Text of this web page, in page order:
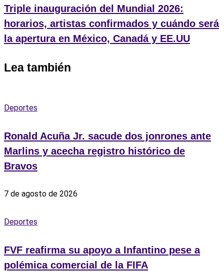
Triple inauguración del Mundial 2026:
horarios, artistas confirmados y cuándo será
la apertura en México, Canadá y EE.UU
Lea también
Deportes
Ronald Acuña Jr. sacude dos jonrones ante
Marlins y acecha registro histórico de
Bravos
7 de agosto de 2026
Deportes
FVF reafirma su apoyo a Infantino pese a
polémica comercial de la FIFA